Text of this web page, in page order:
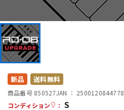
DJ機器
配信/ライブ機器
新品 送料無料
商品番号 850527JAN ： 2500120844778
コンディション
： S